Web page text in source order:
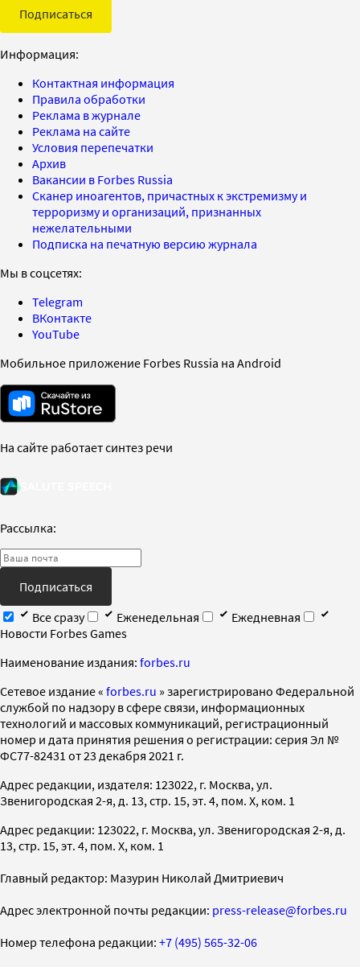
Подписаться
Информация:
Контактная информация
Правила обработки
Реклама в журнале
Реклама на сайте
Условия перепечатки
Архив
Вакансии в Forbes Russia
Сканер иноагентов, причастных к экстремизму и
терроризму и организаций, признанных
нежелательными
Подписка на печатную версию журнала
Мы в соцсетях:
Telegram
ВКонтакте
YouTube
Мобильное приложение Forbes Russia на Android
На сайте работает синтез речи
Рассылка:
Подписаться
Все сразу
Еженедельная
Ежедневная
Новости Forbes Games
Наименование издания: forbes.ru
Cетевое издание « forbes.ru » зарегистрировано Федеральной
службой по надзору в сфере связи, информационных
технологий и массовых коммуникаций, регистрационный
номер и дата принятия решения о регистрации: серия Эл №
ФС77-82431 от 23 декабря 2021 г.
Адрес редакции, издателя: 123022, г. Москва, ул.
Звенигородская 2-я, д. 13, стр. 15, эт. 4, пом. X, ком. 1
Адрес редакции: 123022, г. Москва, ул. Звенигородская 2-я, д.
13, стр. 15, эт. 4, пом. X, ком. 1
Главный редактор: Мазурин Николай Дмитриевич
Адрес электронной почты редакции: press-release@forbes.ru
Номер телефона редакции: +7 (495) 565-32-06